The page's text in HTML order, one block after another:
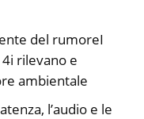
del rumoreI
rilevano e
ambientale
l’audio e le